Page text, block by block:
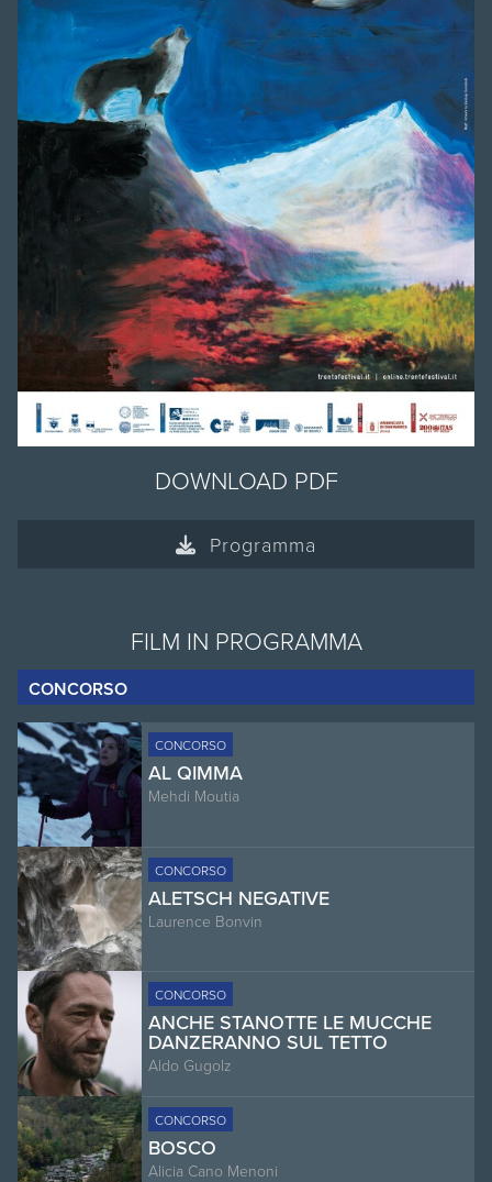
DOWNLOAD PDF
Programma
FILM IN PROGRAMMA
CONCORSO
CONCORSO
AL QIMMA
Mehdi Moutia
CONCORSO
ALETSCH NEGATIVE
Laurence Bonvin
CONCORSO
ANCHE STANOTTE LE MUCCHE
DANZERANNO SUL TETTO
Aldo Gugolz
CONCORSO
BOSCO
Alicia Cano Menoni